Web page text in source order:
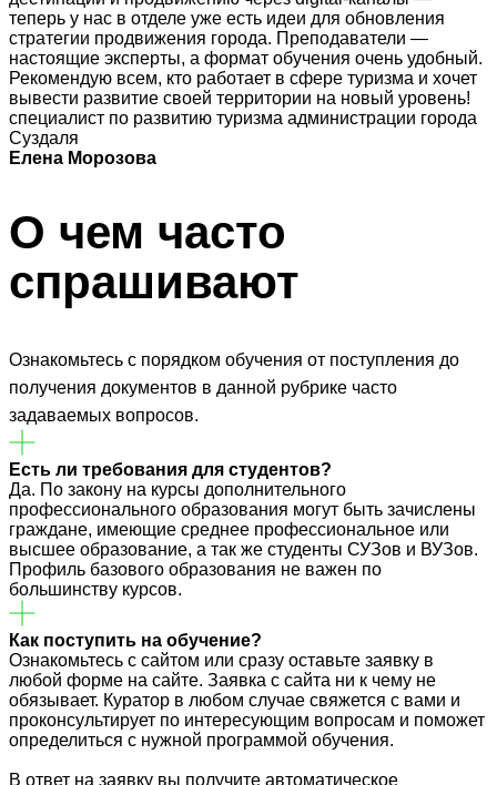
теперь у нас в отделе уже есть идеи для обновления
стратегии продвижения города. Преподаватели —
настоящие эксперты, а формат обучения очень удобный.
Рекомендую всем, кто работает в сфере туризма и хочет
вывести развитие своей территории на новый уровень!
специалист по развитию туризма администрации города
Суздаля
Елена Морозова
О чем часто
спрашивают
Ознакомьтесь с порядком обучения от поступления до
получения документов в данной рубрике часто
задаваемых вопросов.
Есть ли требования для студентов?
Да. По закону на курсы дополнительного
профессионального образования могут быть зачислены
граждане, имеющие среднее профессиональное или
высшее образование, а так же студенты СУЗов и ВУЗов.
Профиль базового образования не важен по
большинству курсов.
Как поступить на обучение?
Ознакомьтесь с сайтом или сразу оставьте заявку в
любой форме на сайте. Заявка с сайта ни к чему не
обязывает. Куратор в любом случае свяжется с вами и
проконсультирует по интересующим вопросам и поможет
определиться с нужной программой обучения.
В ответ на заявку вы получите автоматическое